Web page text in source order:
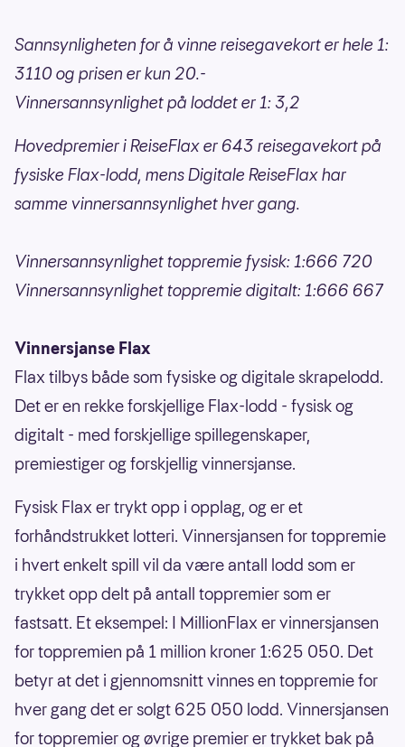
Sannsynligheten for å vinne reisegavekort er hele 1:
3110 og prisen er kun 20.-
Vinnersannsynlighet på loddet er 1: 3,2
Hovedpremier i ReiseFlax er 643 reisegavekort på
fysiske Flax-lodd, mens Digitale ReiseFlax har
samme vinnersannsynlighet hver gang.
Vinnersannsynlighet toppremie fysisk: 1:666 720
Vinnersannsynlighet toppremie digitalt: 1:666 667
Vinnersjanse Flax
Flax tilbys både som fysiske og digitale skrapelodd.
Det er en rekke forskjellige Flax-lodd - fysisk og
digitalt - med forskjellige spillegenskaper,
premiestiger og forskjellig vinnersjanse.
Fysisk Flax er trykt opp i opplag, og er et
forhåndstrukket lotteri. Vinnersjansen for toppremie
i hvert enkelt spill vil da være antall lodd som er
trykket opp delt på antall toppremier som er
fastsatt. Et eksempel: I MillionFlax er vinnersjansen
for toppremien på 1 million kroner 1:625 050. Det
betyr at det i gjennomsnitt vinnes en toppremie for
hver gang det er solgt 625 050 lodd. Vinnersjansen
for toppremier og øvrige premier er trykket bak på